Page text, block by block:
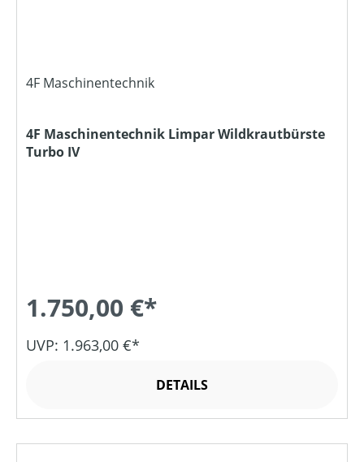
4F Maschinentechnik
4F Maschinentechnik Limpar Wildkrautbürste
Turbo IV
1.750,00 €*
UVP: 1.963,00 €*
DETAILS